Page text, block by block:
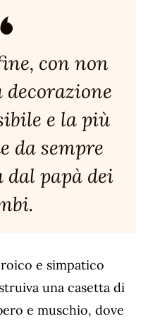
con non
decorazione
e la più
da sempre
dal papà dei
e simpatico
una casetta di
e muschio, dove